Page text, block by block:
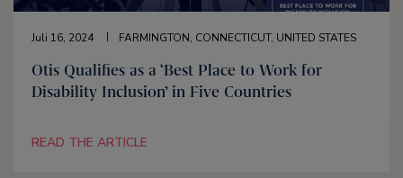
Juli 16, 2024 FARMINGTON, CONNECTICUT, UNITED STATES
Otis Qualifies as a ‘Best Place to Work for
Disability Inclusion’ in Five Countries
READ THE ARTICLE